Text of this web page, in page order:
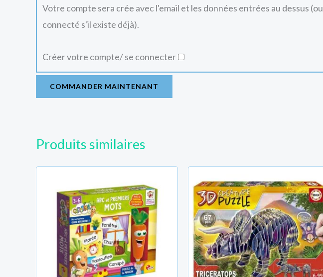
Votre compte sera crée avec l'email et les données entrées au dessus (ou
connecté s'il existe déjà).
Créer votre compte/ se connecter
COMMANDER MAINTENANT
Produits similaires